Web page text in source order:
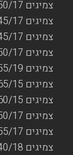
צמיגים 225/50/17
צמיגים 205/45/17
צמיגים 225/45/17
צמיגים 205/50/17
צמיגים 205/55/19
צמיגים 185/65/15
צמיגים 185/60/15
צמיגים 215/50/17
צמיגים 215/55/17
צמיגים 225/40/18